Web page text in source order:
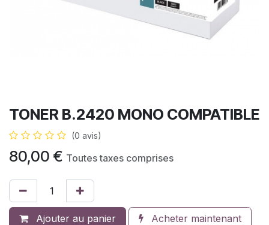
TONER B.2420 MONO COMPATIBLE
(0 avis)
80,00 € Toutes taxes comprises
Ajouter au panier Acheter maintenant